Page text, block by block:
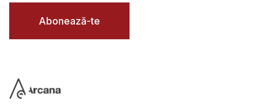
l
Abonează-te